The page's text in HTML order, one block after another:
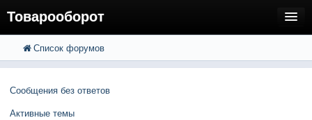
Товарооборот
FAQ
Расширенный поиск
Список форумов
Сообщения без ответов
Активные темы